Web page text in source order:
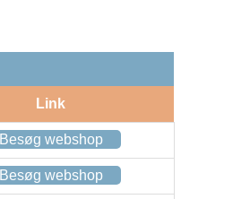
Link
Besøg webshop
Besøg webshop